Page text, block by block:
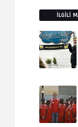
İLGILI